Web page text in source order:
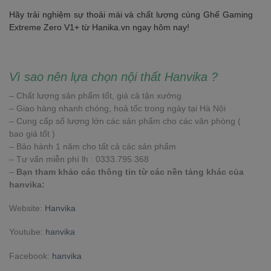
Hãy trải nghiệm sự thoải mái và chất lượng cùng Ghế Gaming
Extreme Zero V1+ từ Hanika.vn ngay hôm nay!
Vì sao nên lựa chọn nội thất Hanvika ?
– Chất lượng sản phẩm tốt, giá cả tận xưởng
– Giao hàng nhanh chóng, hoả tốc trong ngày tại Hà Nội
– Cung cấp số lượng lớn các sản phẩm cho các văn phòng (
bao giá tốt )
– Bảo hành 1 năm cho tất cả các sản phẩm
– Tư vấn miễn phí lh : 0333.795.368
– Bạn tham khảo các thông tin từ các nền tảng khác của
hanvika:
Website: Hanvika
Youtube: hanvika
Facebook: hanvika